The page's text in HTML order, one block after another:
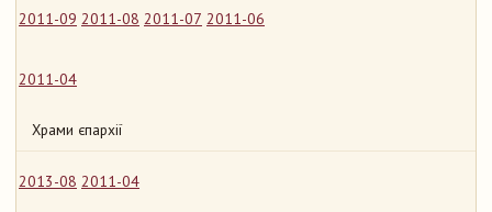
2011-09 2011-08 2011-07 2011-06
2011-04
Храми єпархії
2013-08 2011-04